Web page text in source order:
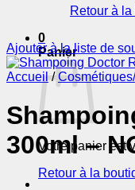
Retour à
0
Panier
Votre panier est
Retour à la
Ajouter à la liste de
Accueil /
300ml –